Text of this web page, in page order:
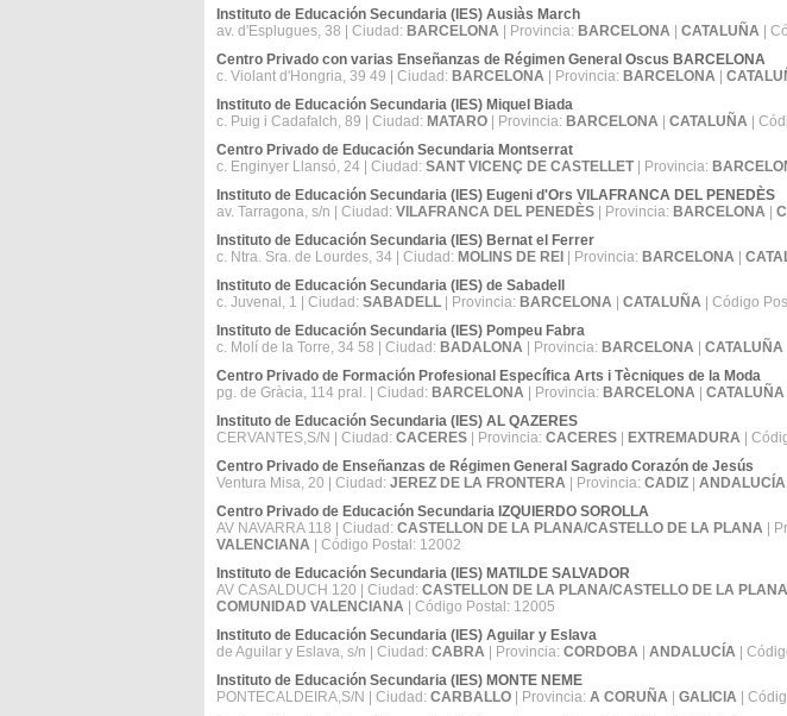
Instituto de Educación Secundaria (IES) Ausiàs March
av. d'Esplugues, 38 | Ciudad: BARCELONA | Provincia: BARCELONA CATALUÑA |
Centro Privado con varias Enseñanzas de Régimen General Oscus BARCELONA
c. Violant d'Hongria, 39 49 | Ciudad: BARCELONA | Provincia: BARCELONA
Instituto de Educación Secundaria (IES) Miquel Biada
c. Puig i Cadafalch, 89 | Ciudad: MATARO | Provincia: BARCELONA CATALUÑA |
Centro Privado de Educación Secundaria Montserrat
c. Enginyer Llansó, 24 | Ciudad: SANT VICENÇ DE CASTELLET| Provincia:
Instituto de Educación Secundaria (IES) Eugeni d'Ors VILAFRANCA DEL PENEDÈS
av. Tarragona, s/n | Ciudad: VILAFRANCA DEL PENEDÈS | Provincia: BARCELONA
Instituto de Educación Secundaria (IES) Bernat el Ferrer
c. Ntra. Sra. de Lourdes, 34 | Ciudad: MOLINS DE REI | Provincia: BARCELONA
Instituto de Educación Secundaria (IES) de Sabadell
c. Juvenal, 1 | Ciudad: SABADELL | Provincia: BARCELONA CATALUÑA | Código
Instituto de Educación Secundaria (IES) Pompeu Fabra
c. Molí de la Torre, 34 58 | Ciudad: BADALONA | Provincia: BARCELONA CATALUÑA
Centro Privado de Formación Profesional Específica Arts i Tècniques de la Moda
pg. de Gràcia, 114 pral. | Ciudad: BARCELONA | Provincia: BARCELONA CATALUÑA
Instituto de Educación Secundaria (IES) AL QAZERES
CERVANTES,S/N | Ciudad: CACERES | Provincia: CACERES EXTREMADURA |
Centro Privado de Enseñanzas de Régimen General Sagrado Corazón de Jesús
Ventura Misa, 20 | Ciudad: JEREZ DE LA FRONTERA | Provincia: CADIZ ANDALUCÍA
Centro Privado de Educación Secundaria IZQUIERDO SOROLLA
AV NAVARRA 118 | Ciudad: CASTELLON DE LA PLANA/CASTELLO DE LA PLANA |
VALENCIANA | Código Postal: 12002
Instituto de Educación Secundaria (IES) MATILDE SALVADOR
AV CASALDUCH 120 | Ciudad: CASTELLON DE LA PLANA/CASTELLO DE LA PLANA
COMUNIDAD VALENCIANA | Código Postal: 12005
Instituto de Educación Secundaria (IES) Aguilar y Eslava
de Aguilar y Eslava, s/n | Ciudad: CABRA | Provincia: CORDOBA ANDALUCÍA |
Instituto de Educación Secundaria (IES) MONTE NEME
PONTECALDEIRA,S/N | Ciudad: CARBALLO | Provincia: A CORUÑA GALICIA |